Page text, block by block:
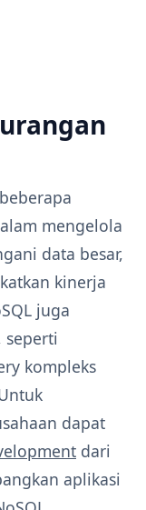
mengelola
data besar,
kinerja
juga
seperti
kompleks
dapat
dari
aplikasi